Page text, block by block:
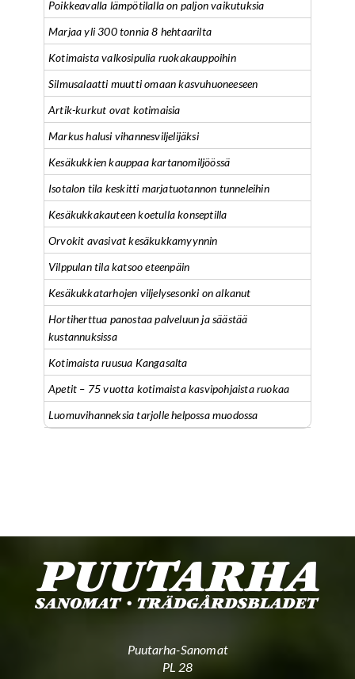
Poikkeavalla lämpötilalla on paljon vaikutuksia
Marjaa yli 300 tonnia 8 hehtaarilta
Kotimaista valkosipulia ruokakauppoihin
Silmusalaatti muutti omaan kasvuhuoneeseen
Artik-kurkut ovat kotimaisia
Markus halusi vihannesviljelijäksi
Kesäkukkien kauppaa kartanomiljöössä
Isotalon tila keskitti marjatuotannon tunneleihin
Kesäkukkakauteen koetulla konseptilla
Orvokit avasivat kesäkukkamyynnin
Vilppulan tila katsoo eteenpäin
Kesäkukkatarhojen viljelysesonki on alkanut
Hortiherttua panostaa palveluun ja säästää
kustannuksissa
Kotimaista ruusua Kangasalta
Apetit – 75 vuotta kotimaista kasvipohjaista ruokaa
Luomuvihanneksia tarjolle helpossa muodossa
Puutarha-Sanomat
PL 28